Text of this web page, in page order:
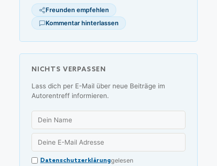
Freunden empfehlen
Kommentar hinterlassen
NICHTS VERPASSEN
Lass dich per E-Mail über neue Beiträge im
Autorentreff informieren.
Datenschutzerklärunggelesen